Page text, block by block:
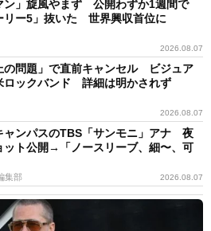
ン」旋風やまず 公開わずか1週間で
リー5」抜いた 世界興収首位に
2026.08.07
の問題」で直前キャンセル ビジュア
ロックバンド 詳細は明かされず
2026.08.07
ャンパスのTBS「サンモニ」アナ 夜
ット公開→「ノースリーブ、細〜、可
集部 2026.08.07